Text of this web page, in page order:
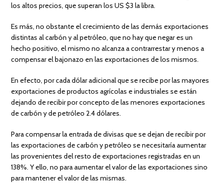
los altos precios, que superan los US $3 la libra.
Es más, no obstante el crecimiento de las demás exportaciones
distintas al carbón y al petróleo, que no hay que negar es un
hecho positivo, el mismo no alcanza a contrarrestar y menos a
compensar el bajonazo en las exportaciones de los mismos.
En efecto, por cada dólar adicional que se recibe por las mayores
exportaciones de productos agrícolas e industriales se están
dejando de recibir por concepto de las menores exportaciones
de carbón y de petróleo 2.4 dólares.
Para compensar la entrada de divisas que se dejan de recibir por
las exportaciones de carbón y petróleo se necesitaría aumentar
las provenientes del resto de exportaciones registradas en un
138%. Y ello, no para aumentar el valor de las exportaciones sino
para mantener el valor de las mismas.